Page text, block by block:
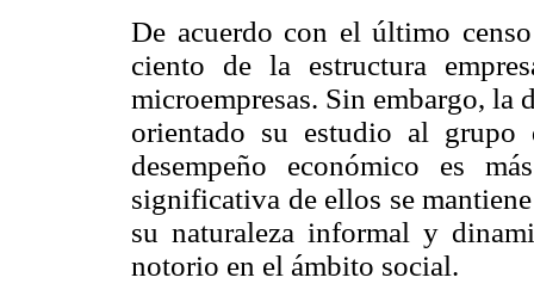
De acuerdo con el último
ciento de la estructura
microempresas. Sin embargo, la
orientado su estudio al grupo
desempeño económico es
significativa de ellos se
su naturaleza informal y
notorio en el ámbito social.